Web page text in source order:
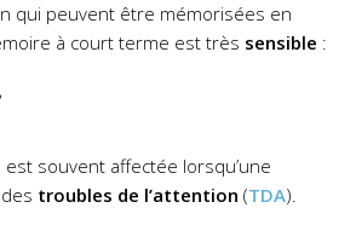
qui peuvent être mémorisées en
à court terme est très sensible :
souvent affectée lorsqu’une
troubles de l’attention (TDA).